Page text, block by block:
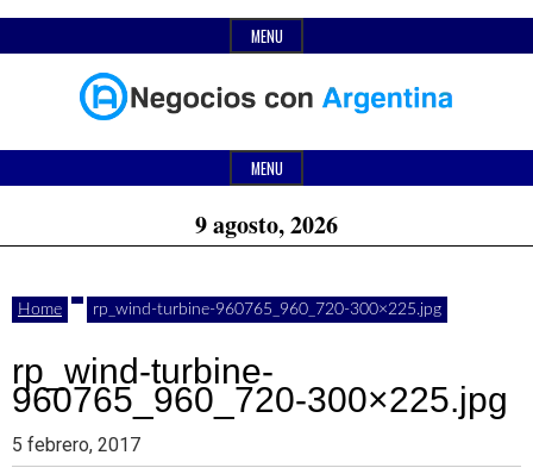
to
MENU
Negocios
con
Argentina
Últimas
noticias,
comunicados
actualidad
de
negocios
con
Header
MENU
9 agosto, 2026
Home rp_wind-turbine-960765_960_720-300×225.jpg
rp_wind-turbine-
960765_960_720-300×225.jpg
5 febrero, 2017